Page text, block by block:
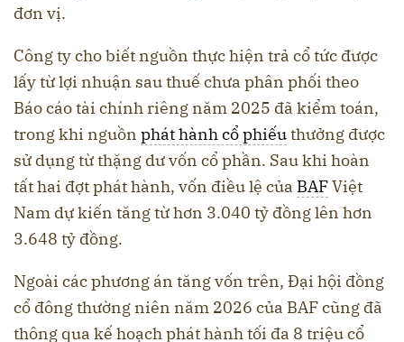
đơn vị.
Công ty cho biết nguồn thực hiện trả cổ tức được
lấy từ lợi nhuận sau thuế chưa phân phối theo
Báo cáo tài chính riêng năm 2025 đã kiểm toán,
trong khi nguồn phát hành cổ phiếuthưởng được
sử dụng từ thặng dư vốn cổ phần. Sau khi hoàn
tất hai đợt phát hành, vốn điều lệ của BAFViệt
Nam dự kiến tăng từ hơn 3.040 tỷ đồng lên hơn
3.648 tỷ đồng.
Ngoài các phương án tăng vốn trên, Đại hội đồng
cổ đông thường niên năm 2026 của BAF cũng đã
thông qua kế hoạch phát hành tối đa 8 triệu cổ